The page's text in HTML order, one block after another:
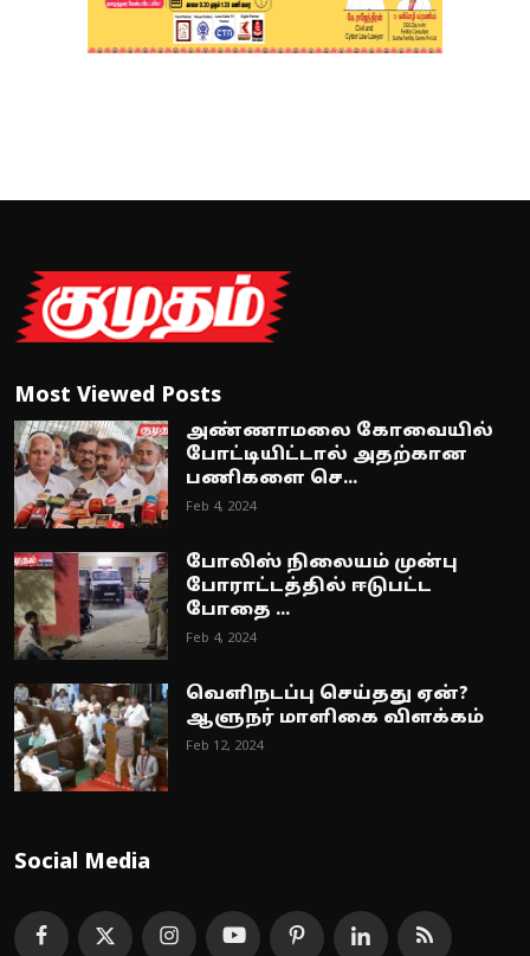
Most Viewed Posts
அண்ணாமலை கோவையில்
போட்டியிட்டால் அதற்கான
பணிகளை செ...
Feb 4, 2024
போலிஸ் நிலையம் முன்பு
போராட்டத்தில் ஈடுபட்ட
போதை ...
Feb 4, 2024
வெளிநடப்பு செய்தது ஏன்?
ஆளுநர் மாளிகை விளக்கம்
Feb 12, 2024
Social Media